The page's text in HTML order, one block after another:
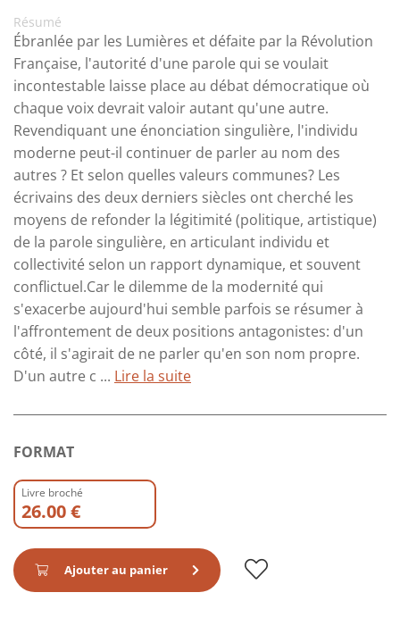
Résumé
Ébranlée par les Lumières et défaite par la Révolution
Française, l'autorité d'une parole qui se voulait
incontestable laisse place au débat démocratique où
chaque voix devrait valoir autant qu'une autre.
Revendiquant une énonciation singulière, l'individu
moderne peut-il continuer de parler au nom des
autres ? Et selon quelles valeurs communes? Les
écrivains des deux derniers siècles ont cherché les
moyens de refonder la légitimité (politique, artistique)
de la parole singulière, en articulant individu et
collectivité selon un rapport dynamique, et souvent
conflictuel.Car le dilemme de la modernité qui
s'exacerbe aujourd'hui semble parfois se résumer à
l'affrontement de deux positions antagonistes: d'un
côté, il s'agirait de ne parler qu'en son nom propre.
D'un autre c ... Lire la suite
FORMAT
Livre broché
26.00 €
Ajouter au panier